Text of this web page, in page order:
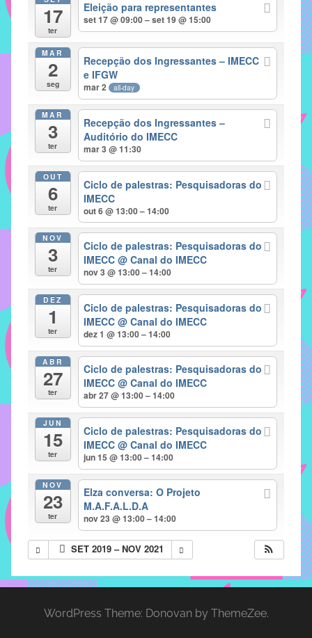
atribuição
implementar
mecanismos
proporcionem
fortalecimento
sociais
profissionais
alunos,
professores
pacificadoras
problemas
verificados
instituto,
para
prevenção
17
ter
Eleição para representantes
set 17 @ 09:00 – set 19 @ 15:00
MAR
2
seg
Recepção dos Ingressantes – IMECC
e IFGW
mar 2 all-day
MAR
3
ter
Recepção dos Ingressantes –
Auditório do IMECC
mar 3 @ 11:30
OUT
6
ter
Ciclo de palestras: Pesquisadoras do
IMECC
out 6 @ 13:00 – 14:00
NOV
3
ter
Ciclo de palestras: Pesquisadoras do
IMECC@ Canal do IMECC
nov 3 @ 13:00 – 14:00
DEZ
1
ter
Ciclo de palestras: Pesquisadoras do
IMECC@ Canal do IMECC
dez 1 @ 13:00 – 14:00
ABR
27
ter
Ciclo de palestras: Pesquisadoras do
IMECC@ Canal do IMECC
abr 27 @ 13:00 – 14:00
JUN
15
ter
Ciclo de palestras: Pesquisadoras do
IMECC@ Canal do IMECC
jun 15 @ 13:00 – 14:00
NOV
23
ter
Elza conversa: O Projeto
M.A.F.A.L.D.A
nov 23 @ 13:00 – 14:00
SET 2019 – NOV 2021
WordPress Theme: Donovan by ThemeZee.